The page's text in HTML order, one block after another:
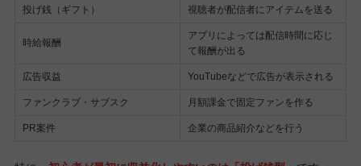
投げ銭（ギフト） 視聴者が配信者にアイテムを送る
時給報酬
アプリによっては配信時間に応じ
て報酬が出る
広告収益 YouTubeなどで広告が表示される
ファンクラブ・サブスク 月額課金で固定ファンを作る
PR案件 企業の商品紹介などを行う